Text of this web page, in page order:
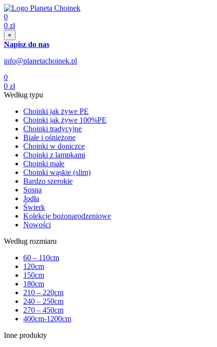
0
0 zł
×
Napisz do nas
info@planetachoinek.pl
0
0 zł
Według typu
Choinki jak żywe PE
Choinki jak żywe 100%PE
Choinki tradycyjne
Białe i ośnieżone
Choinki w doniczce
Choinki z lampkami
Choinki małe
Choinki wąskie (slim)
Bardzo szerokie
Sosna
Jodła
Świerk
Kolekcje bożonarodzeniowe
Nowości
Według rozmiaru
60 – 110cm
120cm
150cm
180cm
210 – 220cm
240 – 250cm
270 – 450cm
400cm-1200cm
Inne produkty